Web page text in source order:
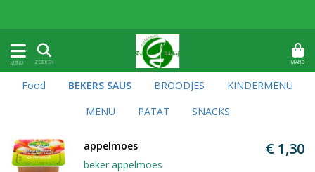
MENU ZOEKEN MAND
Food BEKERS SAUS BROODJES
KINDERMENU
MENU
PATAT SNACKS
appelmoes
beker appelmoes
€ 1,30